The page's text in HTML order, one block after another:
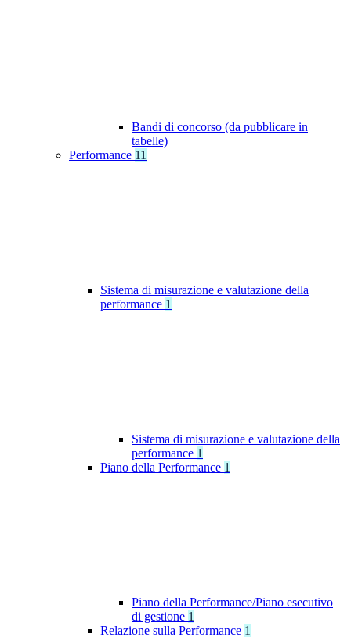
Bandi di concorso (da pubblicare in
tabelle)
Performance 11
Sistema di misurazione e valutazione della
performance 1
Sistema di misurazione e valutazione della
performance 1
Piano della Performance 1
Piano della Performance/Piano esecutivo
di gestione 1
Relazione sulla Performance 1